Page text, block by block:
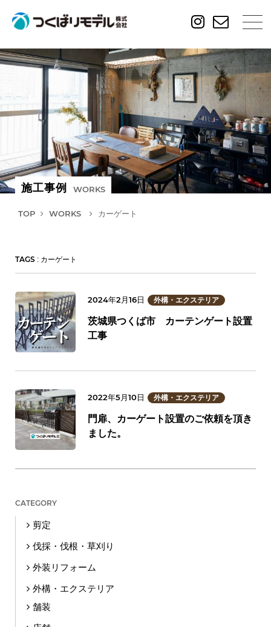
施工事例 WORKS
TOP WORKS カーゲート
TAGS : カーゲート
2024年2月16日 外構・エクステリア
茨城県つくば市 カーテンゲート設置
工事
2022年5月10日 外構・エクステリア
門扉、カーゲート設置のご依頼を頂き
ました。
CATEGORY
剪定
伐採・伐根・草刈り
外装リフォーム
外構・エクステリア
舗装